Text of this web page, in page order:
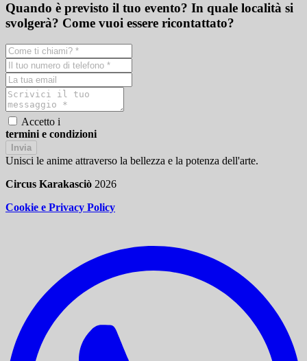
Quando è previsto il tuo evento? In quale località si
svolgerà? Come vuoi essere ricontattato?
Accetto i
termini e condizioni
Invia
Unisci le anime attraverso la bellezza e la potenza dell'arte.
Circus Karakasciò 2026
Cookie e Privacy Policy